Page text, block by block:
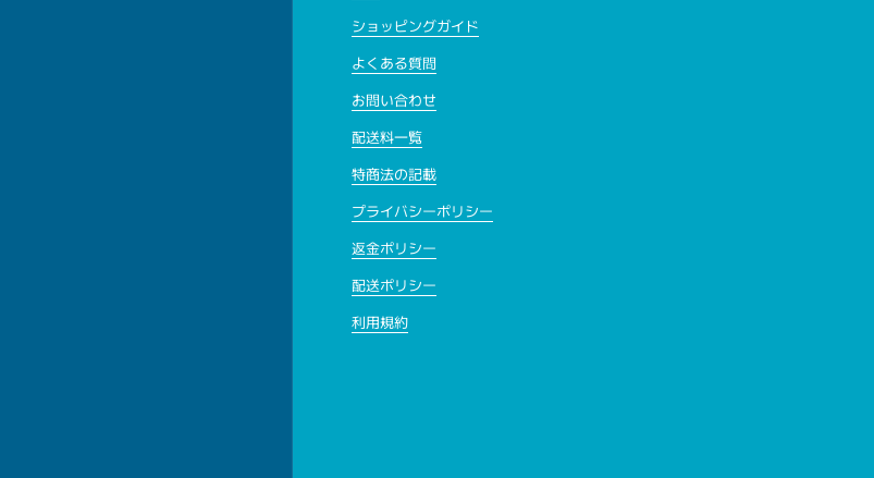
ショッピングガイド
よくある質問
お問い合わせ
配送料一覧
特商法の記載
プライバシーポリシー
返金ポリシー
配送ポリシー
利用規約